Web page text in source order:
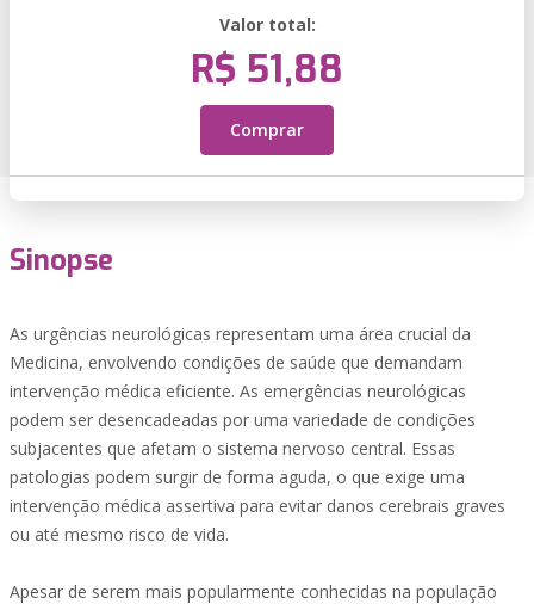
Valor total:
R$ 51,88
Comprar
Sinopse
As urgências neurológicas representam uma área crucial da
Medicina, envolvendo condições de saúde que demandam
intervenção médica eficiente. As emergências neurológicas
podem ser desencadeadas por uma variedade de condições
subjacentes que afetam o sistema nervoso central. Essas
patologias podem surgir de forma aguda, o que exige uma
intervenção médica assertiva para evitar danos cerebrais graves
ou até mesmo risco de vida.
Apesar de serem mais popularmente conhecidas na população